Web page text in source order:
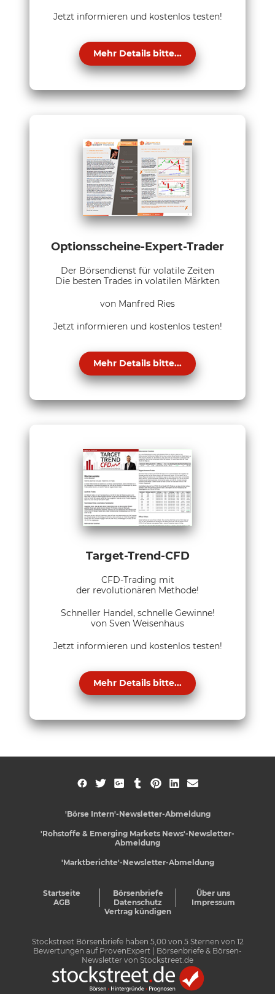
Jetzt informieren und kostenlos testen!
Mehr Details bitte...
Optionsscheine-Expert-Trader
Der Börsendienst für volatile Zeiten
Die besten Trades in volatilen Märkten
von Manfred Ries
Jetzt informieren und kostenlos testen!
Mehr Details bitte...
Target-Trend-CFD
CFD-Trading mit
der revolutionären Methode!
Schneller Handel, schnelle Gewinne!
von Sven Weisenhaus
Jetzt informieren und kostenlos testen!
Mehr Details bitte...
'Börse Intern'-Newsletter-Abmeldung
'Rohstoffe & Emerging Markets News'-Newsletter-
Abmeldung
'Marktberichte'-Newsletter-Abmeldung
Startseite Börsenbriefe
Über uns
AGB
Datenschutz
Impressum
Vertrag kündigen
Stockstreet Börsenbriefe haben 5,00von 5Sternen von 12
Bewertungen auf ProvenExpert
| Börsenbriefe & Börsen-
Newsletter von Stockstreet.de